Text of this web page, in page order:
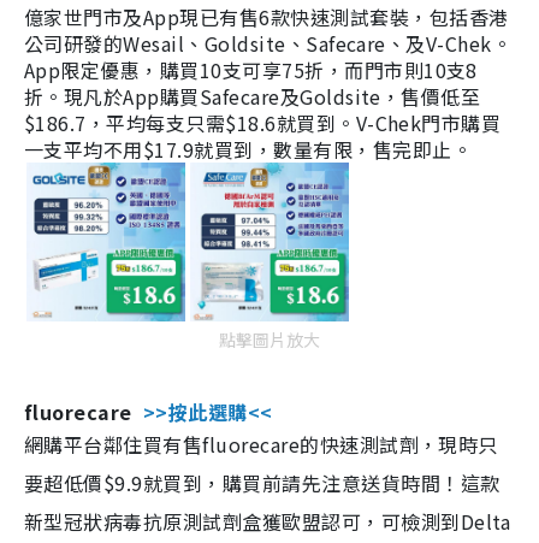
億家世門市及App現已有售6款快速測試套裝，包括香港
公司研發的Wesail、Goldsite、Safecare、及V-Chek。
App限定優惠，購買10支可享75折，而門市則10支8
折。現凡於App購買Safecare及Goldsite，售價低至
$186.7，平均每支只需$18.6就買到。V-Chek門市購買
一支平均不用$17.9就買到，數量有限，售完即止。
點擊圖片放大
fluorecare >>按此選購<<
網購平台鄰住買有售fluorecare的快速測試劑，現時只
要超低價$9.9就買到，購買前請先注意送貨時間！這款
新型冠狀病毒抗原測試劑盒獲歐盟認可，可檢測到Delta